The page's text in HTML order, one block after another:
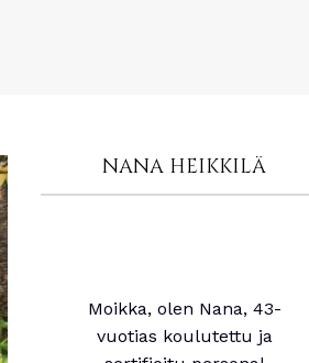
NANA HEIKKILÄ
Moikka, olen Nana, 43-
vuotias koulutettu ja